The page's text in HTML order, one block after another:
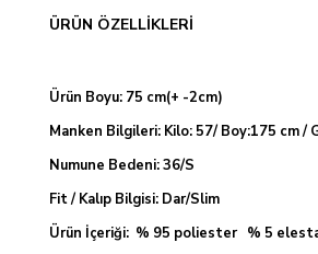
ÜRÜN ÖZELLIKLERI
Ürün Boyu: 75 cm(+ -2cm)
Manken Bilgileri: Kilo: 57/ Boy:175 cm /
Numune Bedeni: 36/S
Fit / Kalıp Bilgisi: Dar/Slim
Ürün İçeriği: % 95 poliester % 5